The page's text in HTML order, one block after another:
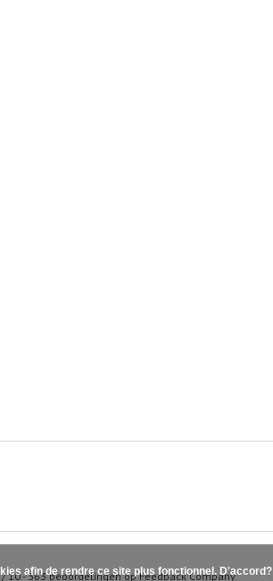
/10 -363beoordelingen opFeedback Company
afin de rendre ce site plus fonctionnel. D'accord?